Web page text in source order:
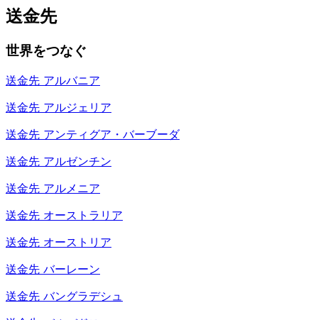
送金先
世界をつなぐ
送金先 アルバニア
送金先 アルジェリア
送金先 アンティグア・バーブーダ
送金先 アルゼンチン
送金先 アルメニア
送金先 オーストラリア
送金先 オーストリア
送金先 バーレーン
送金先 バングラデシュ